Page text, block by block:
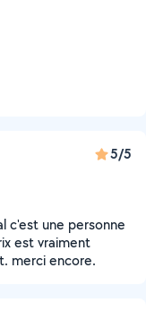
5/5
c'est une personne
est vraiment
merci encore.